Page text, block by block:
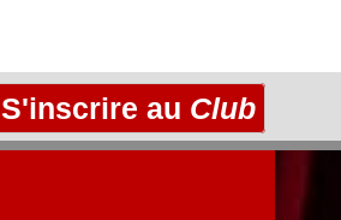
S'inscrire au Club